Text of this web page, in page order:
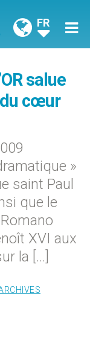
FR
salue
cœur
»
saint Paul
que le
XVI aux
la […]